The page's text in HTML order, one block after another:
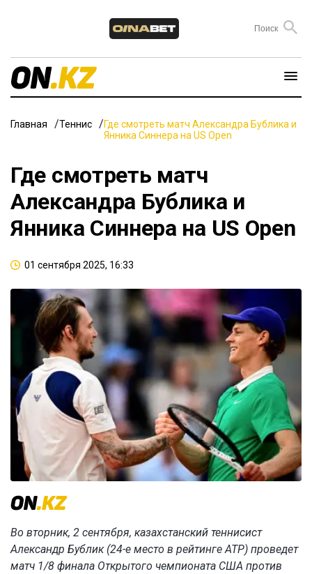
Главная Теннис
Где смотреть матч Александра Бублика и
Янника Синнера на US Open
Где смотреть матч
Александра Бублика и
Янника Синнера на US Open
01 сентября 2025, 16:33
Во вторник, 2 сентября, казахстанский теннисист
Александр Бублик (24-е место в рейтинге ATP) проведет
матч 1/8 финала Открытого чемпионата США против